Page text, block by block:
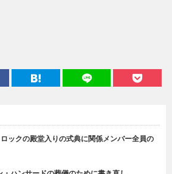
ックの殿堂入りの式典に関係メンバー全員の